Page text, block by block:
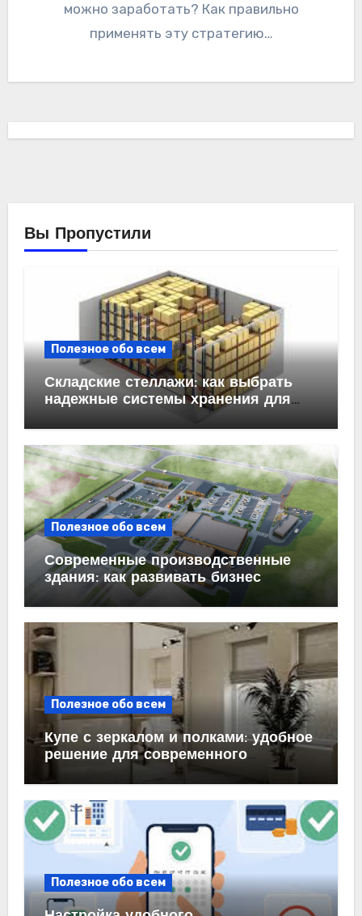
можно заработать? Как правильно
применять эту стратегию…
Вы Пропустили
Полезное обо всем
Складские стеллажи: как выбрать
надежные системы хранения для
Полезное обо всем
Современные производственные
здания: как развивать бизнес
эффективно
Полезное обо всем
Купе с зеркалом и полками: удобное
решение для современного
Полезное обо всем